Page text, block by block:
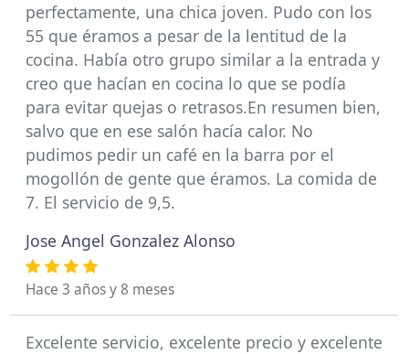
perfectamente, una chica joven. Pudo con los
55 que éramos a pesar de la lentitud de la
cocina. Había otro grupo similar a la entrada y
creo que hacían en cocina lo que se podía
para evitar quejas o retrasos.En resumen bien,
salvo que en ese salón hacía calor. No
pudimos pedir un café en la barra por el
mogollón de gente que éramos. La comida de
7. El servicio de 9,5.
Jose Angel Gonzalez Alonso
Hace 3 años y 8 meses
Excelente servicio, excelente precio y excelente